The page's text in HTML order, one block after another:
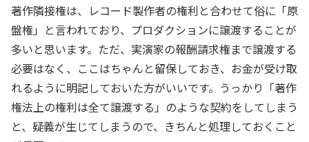
著作隣接権は、レコード製作者の権利と合わせて俗に「原
盤権」と言われており、プロダクションに譲渡することが
多いと思います。ただ、実演家の報酬請求権まで譲渡する
必要はなく、ここはちゃんと留保しておき、お金が受け取
れるように明記しておいた方がいいです。うっかり「著作
権法上の権利は全て譲渡する」のような契約をしてしまう
と、疑義が生じてしまうので、きちんと処理しておくこと